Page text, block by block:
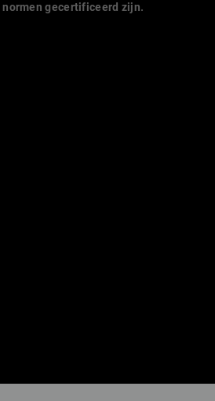
normen gecertificeerd zijn.